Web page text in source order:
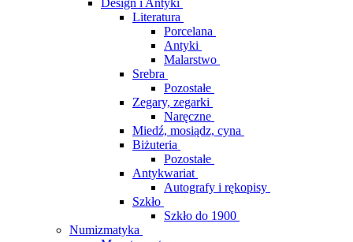
Design i Antyki
Literatura
Porcelana
Antyki
Malarstwo
Srebra
Pozostałe
Zegary, zegarki
Naręczne
Miedź, mosiądz, cyna
Biżuteria
Pozostałe
Antykwariat
Autografy i rękopisy
Szkło
Szkło do 1900
Numizmatyka